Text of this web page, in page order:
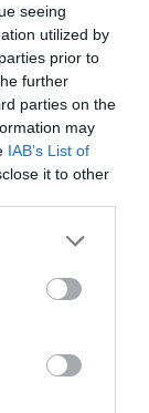
seeing
utilized by
prior to
further
parties on the
may
IAB’s List of
it to other
more Google
may click to
tags to
Google